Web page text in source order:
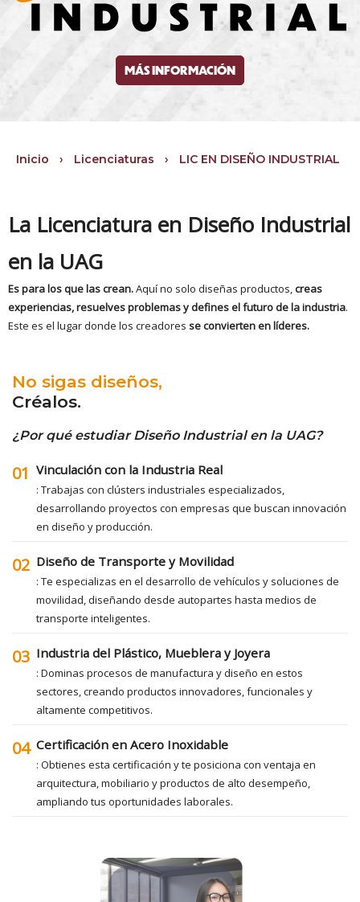
MÁS INFORMACIÓN
Inicio › Licenciaturas › LIC EN DISEÑO INDUSTRIAL
La Licenciatura en Diseño Industrial
en la UAG
Es para los que las crean.Aquí no solo diseñas productos,creas
experiencias, resuelves problemas y defines el futuro de la industria.
Este es el lugar donde los creadores se convierten en líderes.
No sigas diseños,
Créalos.
¿Por qué estudiar Diseño Industrial en la UAG?
01 Vinculación con la Industria Real
: Trabajas con clústers industriales especializados,
desarrollando proyectos con empresas que buscan innovación
en diseño y producción.
02 Diseño de Transporte y Movilidad
: Te especializas en el desarrollo de vehículos y soluciones de
movilidad, diseñando desde autopartes hasta medios de
transporte inteligentes.
03 Industria del Plástico, Mueblera y Joyera
: Dominas procesos de manufactura y diseño en estos
sectores, creando productos innovadores, funcionales y
altamente competitivos.
04 Certificación en Acero Inoxidable
: Obtienes esta certificación y te posiciona con ventaja en
arquitectura, mobiliario y productos de alto desempeño,
ampliando tus oportunidades laborales.